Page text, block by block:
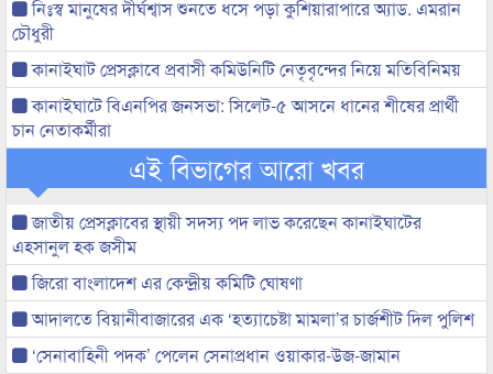
নিঃস্ব মানুষের দীর্ঘশ্বাস শুনতে ধসে পড়া কুশিয়ারাপারে অ্যাড. এমরান
চৌধুরী
কানাইঘাট প্রেসক্লাবে প্রবাসী কমিউনিটি নেতৃবৃন্দের নিয়ে মতিবিনিময়
কানাইঘাটে বিএনপির জনসভা: সিলেট-৫ আসনে ধানের শীষের প্রার্থী
চান নেতাকর্মীরা
এই বিভাগের আরো খবর
জাতীয় প্রেসক্লাবের স্থায়ী সদস্য পদ লাভ করেছেন কানাইঘাটের
এহসানুল হক জসীম
জিরো বাংলাদেশ এর কেন্দ্রীয় কমিটি ঘোষণা
আদালতে বিয়ানীবাজারের এক ‘হত্যাচেষ্টা মামলা’র চার্জশীট দিল পুলিশ
‘সেনাবাহিনী পদক’ পেলেন সেনাপ্রধান ওয়াকার-উজ-জামান